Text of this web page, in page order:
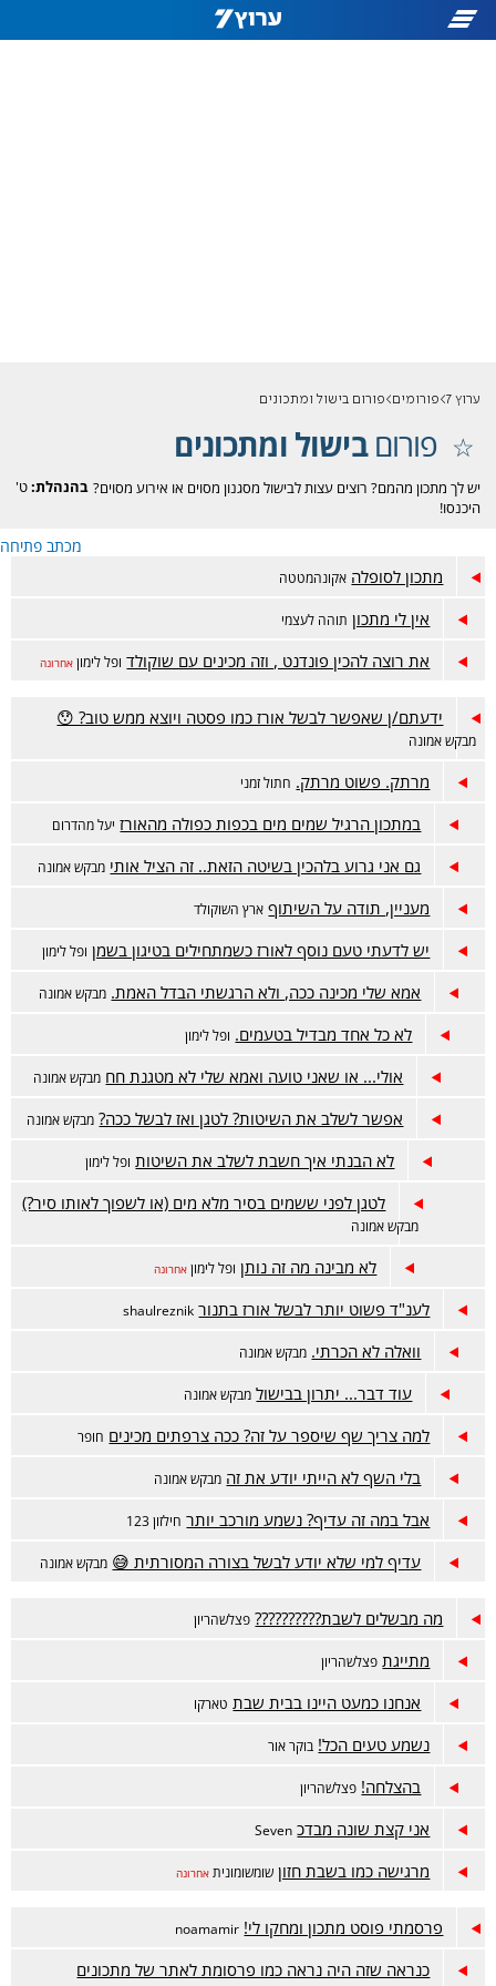
ערוץ 7 פורומים פורום בישול ומתכונים
פורוםבישול ומתכונים
בהנהלת:ט'
יש לך מתכון מהמם? רוצים עצות לבישול מסגנון מסוים או אירוע מסוים?
היכנסו!
מכתב פתיחה
מתכון לסופלה אקונהמטטה
אין לי מתכון תוהה לעצמי
את רוצה להכין פונדנט , וזה מכינים עם שוקולד ופל לימון אחרונה
ידעתם/ן שאפשר לבשל אורז כמו פסטה ויוצא ממש טוב? 😯
מבקש אמונה
מרתק. פשוט מרתק. חתול זמני
במתכון הרגיל שמים מים בכפות כפולה מהאורז יעל מהדרום
גם אני גרוע בלהכין בשיטה הזאת.. זה הציל אותי מבקש אמונה
מעניין, תודה על השיתוף ארץ השוקולד
יש לדעתי טעם נוסף לאורז כשמתחילים בטיגון בשמן ופל לימון
אמא שלי מכינה ככה, ולא הרגשתי הבדל האמת. מבקש אמונה
לא כל אחד מבדיל בטעמים. ופל לימון
אולי... או שאני טועה ואמא שלי לא מטגנת חח מבקש אמונה
אפשר לשלב את השיטות? לטגן ואז לבשל ככה? מבקש אמונה
לא הבנתי איך חשבת לשלב את השיטות ופל לימון
לטגן לפני ששמים בסיר מלא מים (או לשפוך לאותו סיר?)
מבקש אמונה
לא מבינה מה זה נותן ופל לימון אחרונה
לענ"ד פשוט יותר לבשל אורז בתנור shaulreznik
וואלה לא הכרתי. מבקש אמונה
עוד דבר... יתרון בבישול מבקש אמונה
למה צריך שף שיספר על זה? ככה צרפתים מכינים חופר
בלי השף לא הייתי יודע את זה מבקש אמונה
אבל במה זה עדיף? נשמע מורכב יותר חילזון 123
עדיף למי שלא יודע לבשל בצורה המסורתית 😅 מבקש אמונה
מה מבשלים לשבת?????????? פצלשהריון
מתייגת פצלשהריון
אנחנו כמעט היינו בבית שבת טארקו
נשמע טעים הכל! בוקר אור
בהצלחה! פצלשהריון
אני קצת שונה מבדכ Seven
מרגישה כמו בשבת חזון שומשומונית אחרונה
פרסמתי פוסט מתכון ומחקו לי! noamamir
כנראה שזה היה נראה כמו פרסומת לאתר של מתכונים